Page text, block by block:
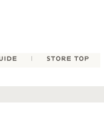
SHOPPING GUIDE